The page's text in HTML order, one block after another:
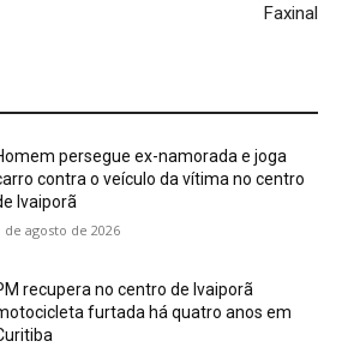
Faxinal
persegue ex-namorada e joga
contra o veículo da vítima no centro
Ivaiporã
de agosto de 2026
recupera no centro de Ivaiporã
furtada há quatro anos em